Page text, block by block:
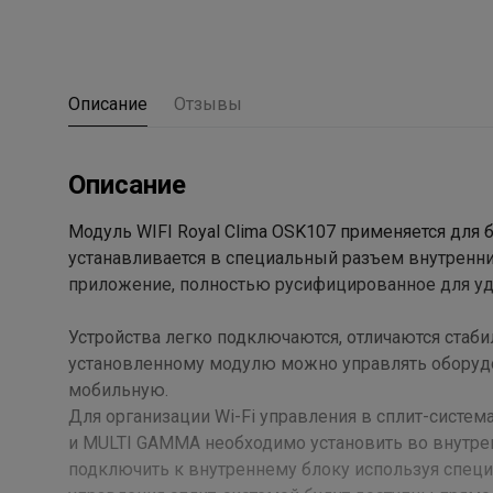
Описание Отзывы
Описание
Модуль WIFI Royal Clima OSK107 применяется
устанавливается в специальный разъем
приложение, полностью русифицированное для
Устройства легко подключаются, отличаются
установленному модулю можно управлять
мобильную.
Для организации Wi-Fi управления в сплит-
и MULTI GAMMA необходимо установить во
подключить к внутреннему блоку используя